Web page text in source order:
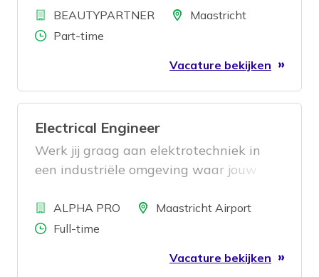
merken in de cosmetica zoeken wij
enthousiaste countermedewerkers op
BedrijfBEAUTYPARTNER LocatieMaastricht
Aantal uren
Part-time
Vacature bekijken
Electrical Engineer
Werk jij graag aan elektrotechniek in
een industriële omgeving waar jouw
BedrijfALPHA PRO LocatieMaastricht Airport
Aantal uren
Full-time
Vacature bekijken